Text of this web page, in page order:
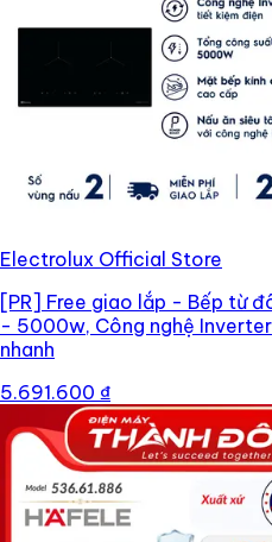
Electrolux Official Store
[PR] Free giao lắp - Bếp từ
- 5000w, Công nghệ
nhanh
5.691.600 ₫